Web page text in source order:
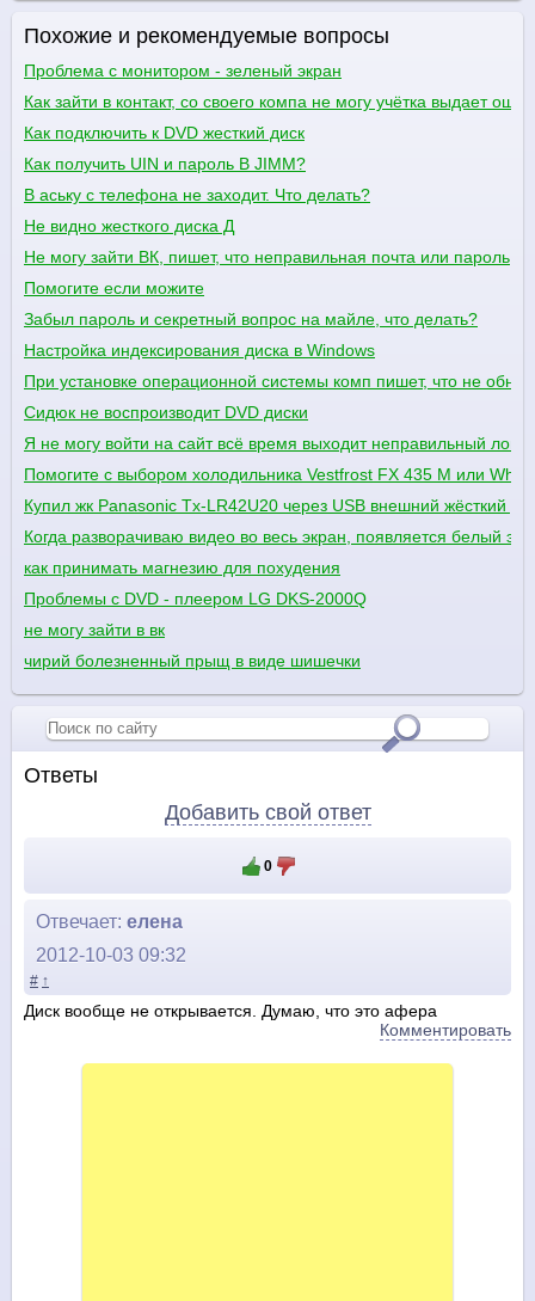
Похожие и рекомендуемые вопросы
Проблема с монитором - зеленый экран
Как зайти в контакт, со своего компа не могу учётка выдает
Как подключить к DVD жесткий диск
Как получить UIN и пароль В JIMM?
В аську с телефона не заходит. Что делать?
Не видно жесткого диска Д
Не могу зайти ВК, пишет, что неправильная почта или пароль
Помогите если можите
Забыл пароль и секретный вопрос на майле, что делать?
Настройка индексирования диска в Windows
При установке операционной системы комп пишет, что не
Сидюк не воспроизводит DVD диски
Я не могу войти на сайт всё время выходит неправильный
Помогите с выбором холодильника Vestfrost FX 435 M или
Купил жк Panasonic Tx-LR42U20 через USB внешний жёсткий
Когда разворачиваю видео во весь экран, появляется белый
как принимать магнезию для похудения
Проблемы c DVD - плеером LG DKS-2000Q
не могу зайти в вк
чирий болезненный прыщ в виде шишечки
Ответы
Добавить свой ответ
0
Отвечает: елена
2012-10-03 09:32
# ↑
Диск вообще не открывается. Думаю, что это афера
Комментировать